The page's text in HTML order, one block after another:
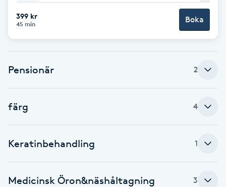
Faceliftmassage
Fet hårbotten
Fibromassage
Fotmassage
399 kr
45 min Boka
Pensionär 2
färg 4
Keratinbehandling 1
Medicinsk Öron&näshåltagning 3